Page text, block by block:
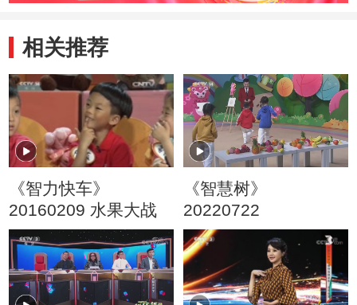
相关推荐
《智力快车》
20160209 水果大战
《智慧树》
20220722